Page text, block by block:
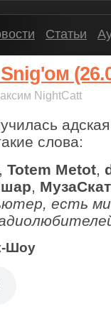
Статьи
NightCatt
слова:
, Totem Metot,
, МузаСкат
есть
Шоу